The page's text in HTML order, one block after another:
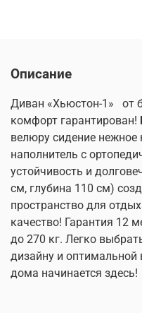
Описание
Диван «Хьюстон-1» от
комфорт гарантирован!
велюру сидение нежное
наполнитель с
устойчивость и
см, глубина 110 см)
пространство для
качество! Гарантия 12
до 270 кг. Легко
дизайну и
дома начинается здесь!